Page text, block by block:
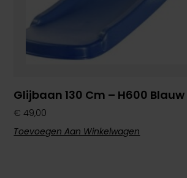
Glijbaan 130 Cm – H600 Blauw
€ 49,00
Toevoegen Aan Winkelwagen